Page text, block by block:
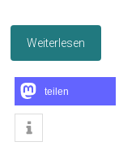
Weiterlesen
teilen